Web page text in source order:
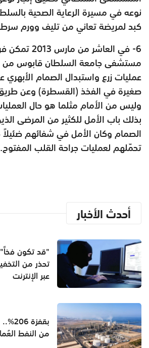
نوعه في مسيرة الرعاية الصحية
كبد لمريضة تعاني من تليف وورم
6- في العاشر
مستشفى جامعة السلطان قابوس من
عمليات زرع واستبدال الصمام
صغيرة في الفخذ (القسطرة) وعن طريق
وليس من الأمام مثلما هو حال
بذلك باب الأمل للكثير من المرضى
الصمام وكان الأمل في شفائهم
تحمّلهم لعمليات جراحة القلب المفتوح.
أحدث الأخبار
"قد تكون
تحذر من
عبر الإنترنت
من النفط